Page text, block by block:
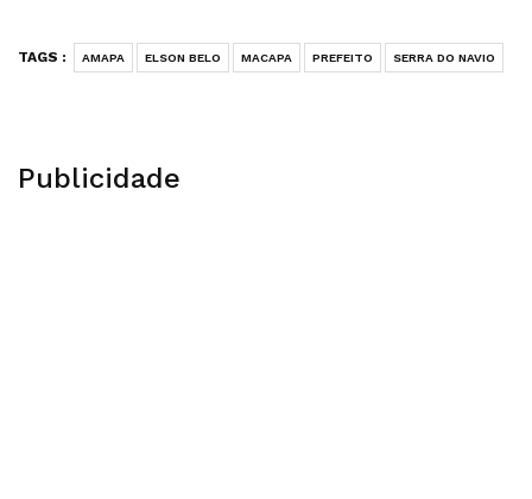
TAGS : AMAPA ELSON BELO MACAPA PREFEITO SERRA DO NAVIO
Publicidade